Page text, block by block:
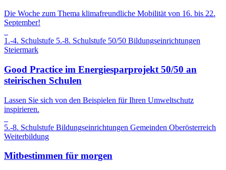
Die Woche zum Thema klimafreundliche Mobilität von 16. bis 22.
September!
1.-4. Schulstufe 5.-8. Schulstufe 50/50 Bildungseinrichtungen
Steiermark
Good Practice im Energiesparprojekt 50/50 an
steirischen Schulen
Lassen Sie sich von den Beispielen für Ihren Umweltschutz
inspirieren.
5.-8. Schulstufe Bildungseinrichtungen Gemeinden Oberösterreich
Weiterbildung
Mitbestimmen für morgen